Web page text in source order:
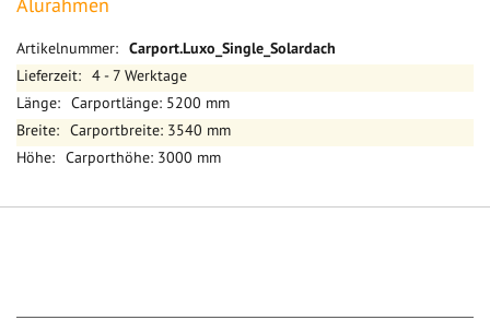
Mehr
Informationen
Carport.Luxo_Single_Solardach
4 - 7 Werktage
Carportlänge: 5200 mm
Carportbreite: 3540 mm
Carporthöhe: 3000 mm